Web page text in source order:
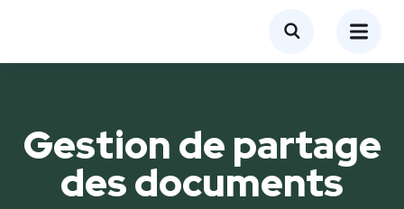
Gestion de partage
des documents